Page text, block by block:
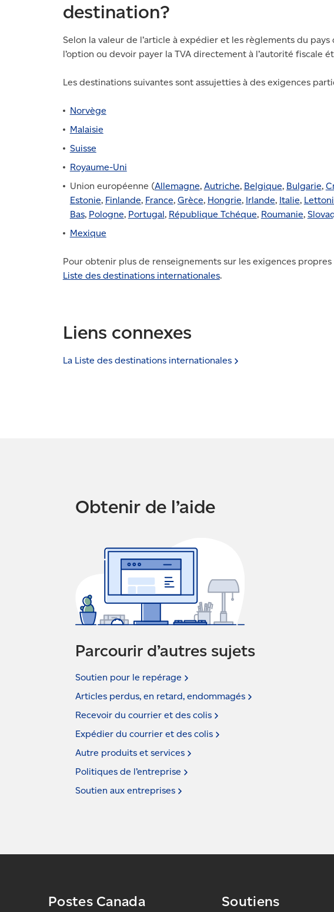
destination?
Selon la valeur de l’article à expédier et les règlements du
l’option ou devoir payer la TVA directement à l’autorité fiscale
Les destinations suivantes sont assujetties à des exigences
Norvège
Malaisie
Suisse
Royaume-Uni
Union européenne (Allemagne, Autriche, Belgique, Bulgarie,
Estonie, Finlande, France, Grèce, Hongrie, Irlande, Italie,
Bas, Pologne, Portugal, République Tchéque, Roumanie,
Mexique
Pour obtenir plus de renseignements sur les exigences
Liste des destinations internationales.
Liens connexes
La Liste des destinations internationales
Obtenir de l’aide
Parcourir d’autres sujets
Soutien pour le repérage
Articles perdus, en retard, endommagés
Recevoir du courrier et des colis
Expédier du courrier et des colis
Autre produits et services
Politiques de l’entreprise
Soutien aux entreprises
Postes Canada Soutiens